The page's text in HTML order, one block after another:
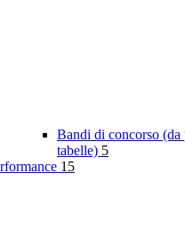
Bandi di concorso (da
tabelle) 5
15